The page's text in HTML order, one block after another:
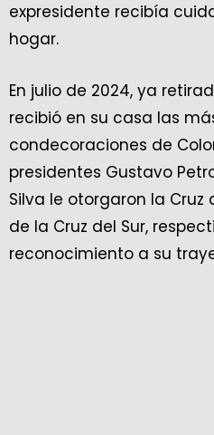
expresidente recibía
hogar.
En julio de 2024, ya
recibió en su casa las
condecoraciones de
presidentes Gustavo
Silva le otorgaron la Cruz
de la Cruz del Sur,
reconocimiento a su